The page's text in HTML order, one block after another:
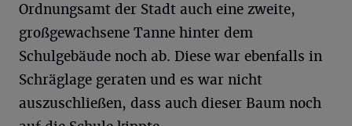
Ordnungsamt der Stadt auch eine zweite,
großgewachsene Tanne hinter dem
Schulgebäude noch ab. Diese war ebenfalls in
Schräglage geraten und es war nicht
auszuschließen, dass auch dieser Baum noch